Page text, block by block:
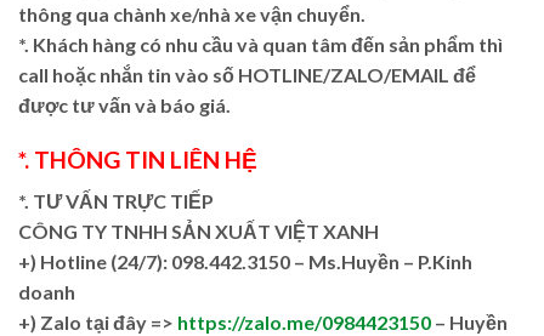
thông qua chành xe/nhà xe vận chuyển.
*. Khách hàng có nhu cầu và quan tâm đến sản phẩm thì
call hoặc nhắn tin vào số HOTLINE/ZALO/EMAIL để
được tư vấn và báo giá.
*. THÔNG TIN LIÊN HỆ
*. TƯ VẤN TRỰC TIẾP
CÔNG TY TNHH SẢN XUẤT VIỆT XANH
+) Hotline (24/7): 098.442.3150 – Ms.Huyền – P.Kinh
doanh
+) Zalo tại đây => https://zalo.me/0984423150 – Huyền